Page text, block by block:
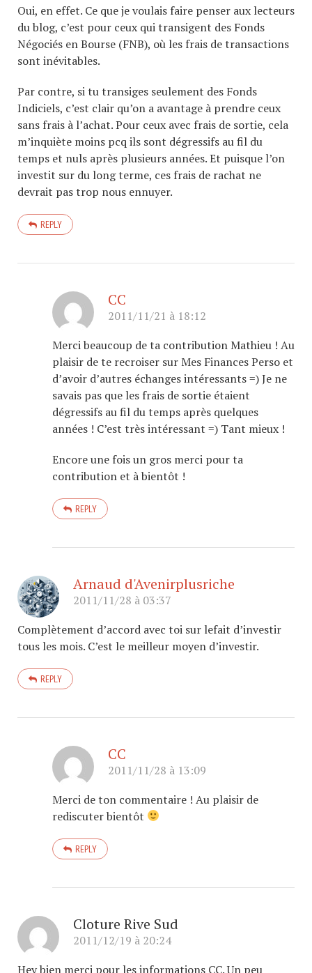
Oui, en effet. Ce que je voulais faire penser aux lecteurs
du blog, c’est pour ceux qui transigent des Fonds
Négociés en Bourse (FNB), où les frais de transactions
sont inévitables.
Par contre, si tu transiges seulement des Fonds
Indiciels, c’est clair qu’on a avantage à prendre ceux
sans frais à l’achat. Pour ceux avec frais de sortie, cela
m’inquiète moins pcq ils sont dégressifs au fil du
temps et nuls après plusieurs années. Et puisque l’on
investit sur du long terme, ces frais de rachat ne
devrait pas trop nous ennuyer.
REPLY
CC
2011/11/21 à 18:12
Merci beaucoup de ta contribution Mathieu ! Au
plaisir de te recroiser sur Mes Finances Perso et
d’avoir d’autres échanges intéressants =) Je ne
savais pas que les frais de sortie étaient
dégressifs au fil du temps après quelques
années ! C’est très intéressant =) Tant mieux !
Encore une fois un gros merci pour ta
contribution et à bientôt !
REPLY
Arnaud d'Avenirplusriche
2011/11/28 à 03:37
Complètement d’accord avec toi sur lefait d’investir
tous les mois. C’est le meilleur moyen d’investir.
REPLY
CC
2011/11/28 à 13:09
Merci de ton commentaire ! Au plaisir de
rediscuter bientôt
REPLY
Cloture Rive Sud
2011/12/19 à 20:24
Hey bien merci pour les informations CC. Un peu